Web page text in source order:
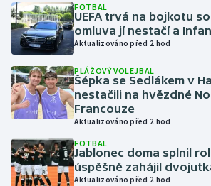
Judo
Krasobruslení
Lezení
Lyže a snowboard
Moderní pětiboj
FOTBAL
UEFA trvá na bojkotu
omluva jí nestačí a
Aktualizováno před 2 hod
PLÁŽOVÝ VOLEJBAL
Šépka se Sedlákem v
nestačili na hvězdné
Francouze
Aktualizováno před 2 hod
FOTBAL
Jablonec doma splnil
úspěšně zahájil
Aktualizováno před 2 hod